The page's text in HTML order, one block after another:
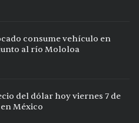
consume vehículo en
al río Mololoa
del dólar hoy viernes 7 de
México